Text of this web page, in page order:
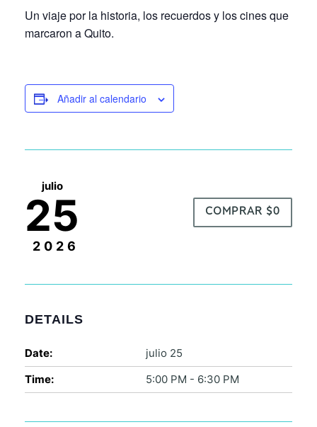
Un viaje por la historia, los recuerdos y los cines que
marcaron a Quito.
Añadir al calendario
julio
25
2026
COMPRAR $0
DETAILS
Date:
julio 25
Time:
5:00 PM - 6:30 PM